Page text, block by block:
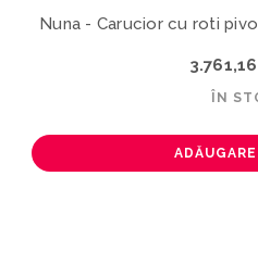
Nuna - Carucior cu roti
ÎN